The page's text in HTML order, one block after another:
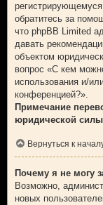
обратитесь за
что phpBB Limited
давать
объектом
вопрос «С кем
использования и/
конференцией?».
Примечание
юридической
Вернуться к
Почему я не могу
Возможно,
новых